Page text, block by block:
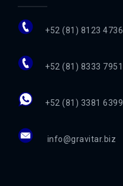
+52 (81) 8123 4736
+52 (81) 8333 7951
+52 (81) 3381 6399
info@gravitar.biz